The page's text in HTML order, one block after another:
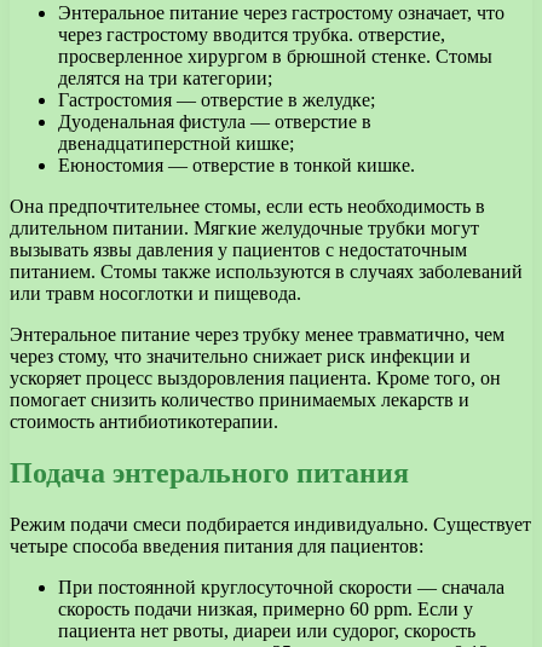
Энтеральное питание через гастростому означает, что
через гастростому вводится трубка. отверстие,
просверленное хирургом в брюшной стенке. Стомы
делятся на три категории;
Гастростомия — отверстие в желудке;
Дуоденальная фистула — отверстие в
двенадцатиперстной кишке;
Еюностомия — отверстие в тонкой кишке.
Она предпочтительнее стомы, если есть необходимость в
длительном питании. Мягкие желудочные трубки могут
вызывать язвы давления у пациентов с недостаточным
питанием. Стомы также используются в случаях заболеваний
или травм носоглотки и пищевода.
Энтеральное питание через трубку менее травматично, чем
через стому, что значительно снижает риск инфекции и
ускоряет процесс выздоровления пациента. Кроме того, он
помогает снизить количество принимаемых лекарств и
стоимость антибиотикотерапии.
Подача энтерального питания
Режим подачи смеси подбирается индивидуально. Существует
четыре способа введения питания для пациентов:
При постоянной круглосуточной скорости — сначала
скорость подачи низкая, примерно 60 ppm. Если у
пациента нет рвоты, диареи или судорог, скорость